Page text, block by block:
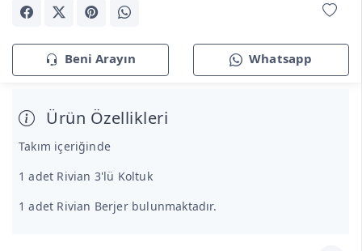
Beni Arayın Whatsapp
Ürün Özellikleri
Takım içeriğinde
1 adet Rivian 3'lü Koltuk
1 adet Rivian Berjer bulunmaktadır.